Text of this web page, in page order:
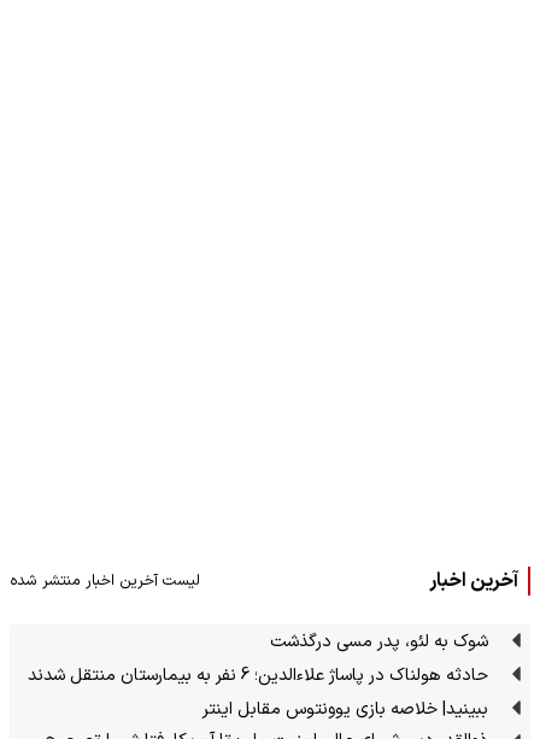
آخرین اخبار لیست آخرین اخبار منتشر شده
شوک به لئو، پدر مسی درگذشت
حادثه هولناک در پاساژ علاءالدین؛ 6 نفر به بیمارستان منتقل شدند
ببینید| خلاصه بازی یوونتوس مقابل اینتر